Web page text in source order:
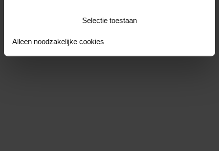
Selectie toestaan
Alleen noodzakelijke cookies